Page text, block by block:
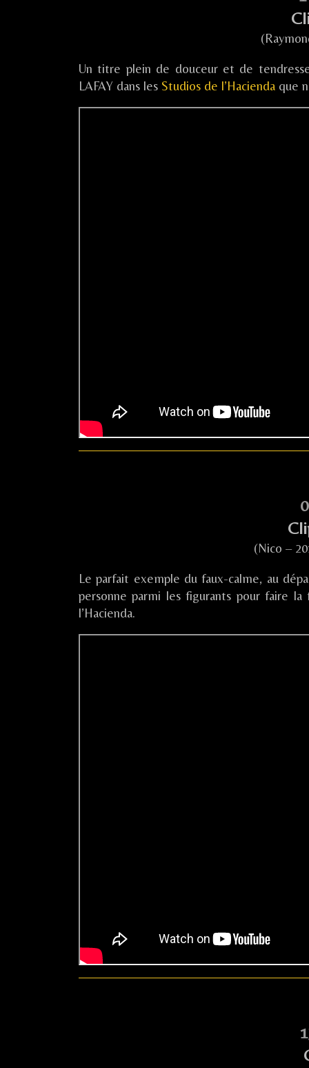
Un titre plein de douceur et de
LAFAY dans les Studios de l’Hacienda que
(Nico –
Le parfait exemple du faux-calme, au
personne parmi les figurants pour faire
l’Hacienda.